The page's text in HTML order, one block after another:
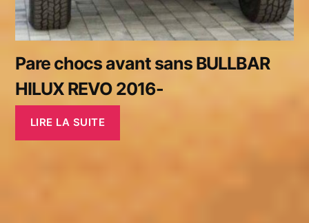
Pare chocs avant sans BULLBAR
HILUX REVO 2016-
LIRE LA SUITE